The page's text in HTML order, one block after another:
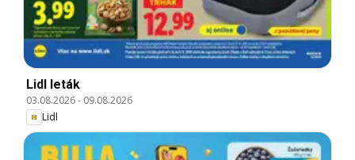
Lidl leták
03.08.2026- 09.08.2026
Lidl